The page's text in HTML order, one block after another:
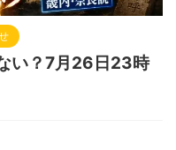
い？7月26日23時